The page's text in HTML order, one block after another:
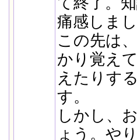
痛感しまし
この先は
かり覚え
えたりす
す。
しかし、
ょう。や